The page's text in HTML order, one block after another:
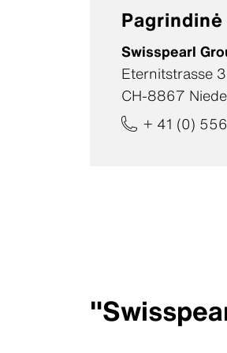
Swisspearl Patina Inline
Swisspearl Patina
Swisspearl
Eternitstrasse 3
CH-8867
+ 41 (0)